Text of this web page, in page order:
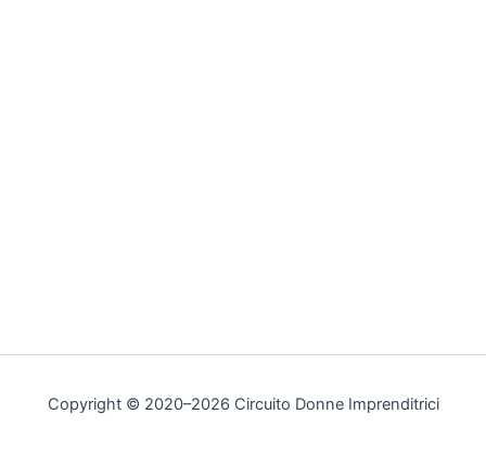
Copyright © 2020–2026 Circuito Donne Imprenditrici